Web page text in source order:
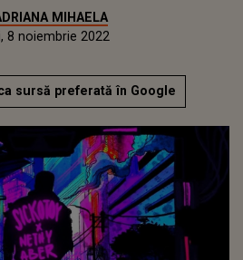
MIHAELA
8 noiembrie 2022
sursă preferată în Google